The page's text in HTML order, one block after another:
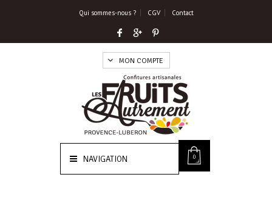
Qui sommes-nous ? CGV Contact
MON COMPTE
0
NAVIGATION